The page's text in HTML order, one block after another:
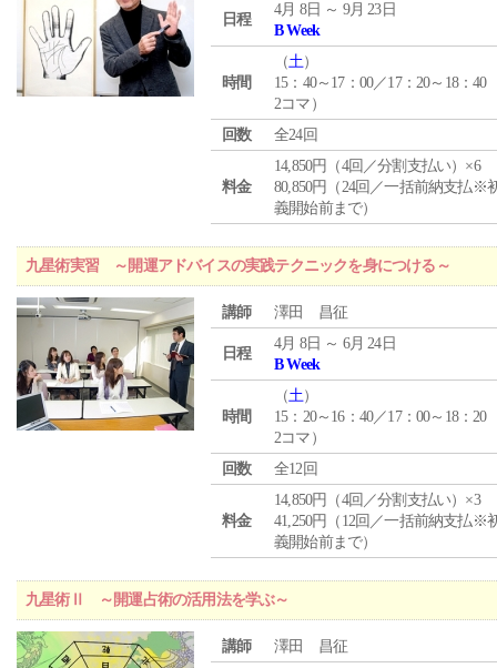
日程
4月 8日 ～ 9月 23日
B Week
時間
（土）
15：40～17：00／17：20～18：40
2コマ）
回数
全24回
料金
14,850円（4回／分割支払い）×6
80,850円（24回／一括前納支払※
義開始前まで）
九星術実習 ～開運アドバイスの実践テクニックを身につける～
講師 澤田 昌征
日程
4月 8日 ～ 6月 24日
B Week
時間
（土）
15：20～16：40／17：00～18：20
2コマ）
回数
全12回
料金
14,850円（4回／分割支払い）×3
41,250円（12回／一括前納支払※
義開始前まで）
九星術Ⅱ ～開運占術の活用法を学ぶ～
講師 澤田 昌征